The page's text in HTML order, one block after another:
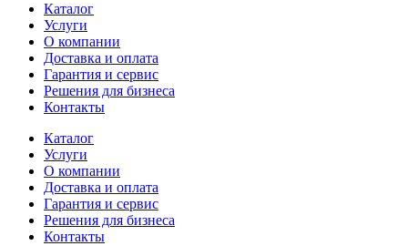
Каталог
Услуги
О компании
Доставка и оплата
Гарантия и сервис
Решения для бизнеса
Контакты
Каталог
Услуги
О компании
Доставка и оплата
Гарантия и сервис
Решения для бизнеса
Контакты